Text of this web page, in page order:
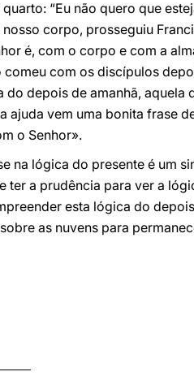
“Eu não quero que
corpo, prosseguiu
é, com o corpo e com a
com os discípulos
depois de amanhã, aquela
ajuda vem uma bonita frase
o Senhor».
na lógica do presente é um
ter a prudência para ver a
esta lógica do
as nuvens para